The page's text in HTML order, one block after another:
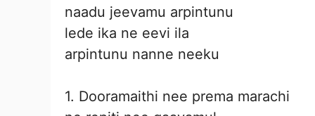
naadu jeevamu arpintunu
lede ika ne eevi ila
arpintunu nanne neeku
1. Dooramaithi nee prema marachi